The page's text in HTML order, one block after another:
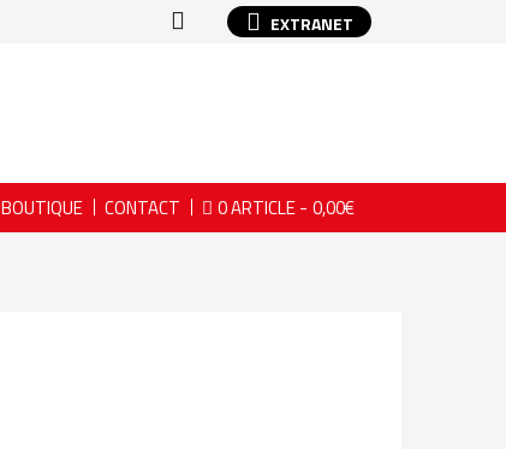
EXTRANET
BOUTIQUE CONTACT 0 ARTICLE 0,00€